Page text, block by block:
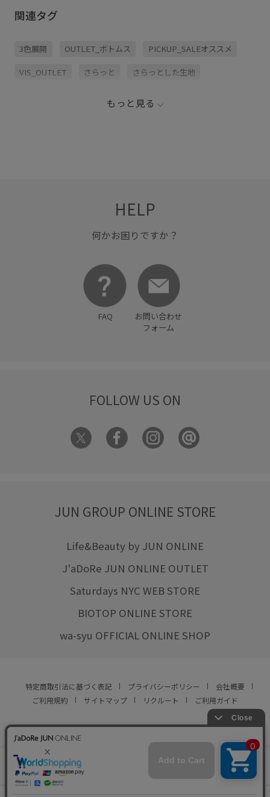
関連タグ
3色展開 OUTLET_ボトムス PICKUP_SALEオススメ
VIS_OUTLET さらっと さらっとした生地
ワイドパンツ
程よいボリューム 裏地付き
もっと見る
HELP
何かお困りですか？
FAQ
お問い合わせ
フォーム
FOLLOW US ON
JUN GROUP ONLINE STORE
Life&Beauty by JUN ONLINE
J'aDoRe JUN ONLINE OUTLET
Saturdays NYC WEB STORE
BIOTOP ONLINE STORE
wa-syu OFFICIAL ONLINE SHOP
特定商取引法に基づく表記 プライバシーポリシー
会社概要
ご利用規約
サイトマップ リクルート ご利用ガイド
© JUN CO.,LTD. ALL RIGHTS RESERVED.
店舗在庫
をみる
この商品は現在販売しておりません